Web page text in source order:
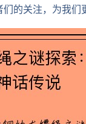
的关注，为我们